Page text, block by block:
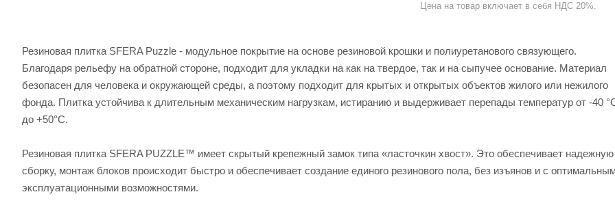
Цена на товар включает в себя НДС 20%.
Резиновая плитка SFERA Puzzle - модульное покрытие на основе резиновой крошки и полиуретанового связующего.
Благодаря рельефу на обратной стороне, подходит для укладки на как на твердое, так и на сыпучее основание. Материал
безопасен для человека и окружающей среды, а поэтому подходит для крытых и открытых объектов жилого или нежилого
фонда. Плитка устойчива к длительным механическим нагрузкам, истиранию и выдерживает перепады температур от -40
до +50°C.
Резиновая плитка SFERA PUZZLE™ имеет скрытый крепежный замок типа «ласточкин хвост». Это обеспечивает надежную
сборку, монтаж блоков происходит быстро и обеспечивает создание единого резинового пола, без изъянов и с
эксплуатационными возможностями.